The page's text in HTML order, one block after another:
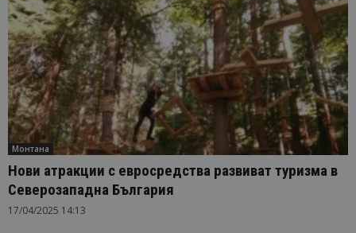
Монтана
Нови атракции с евросредства развиват туризма в
Северозападна България
17/04/2025 14:13